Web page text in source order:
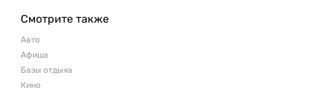
Смотрите также
Авто
Афиша
Базы отдыха
Кино